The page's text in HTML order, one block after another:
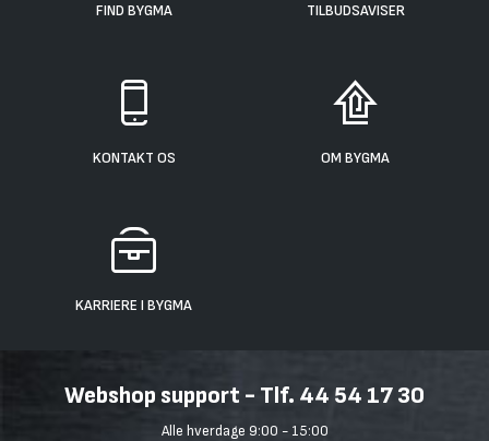
FIND BYGMA TILBUDSAVISER
KONTAKT OS OM BYGMA
KARRIERE I BYGMA
Webshop support - Tlf. 44 54 17 30
Alle hverdage 9:00 - 15:00